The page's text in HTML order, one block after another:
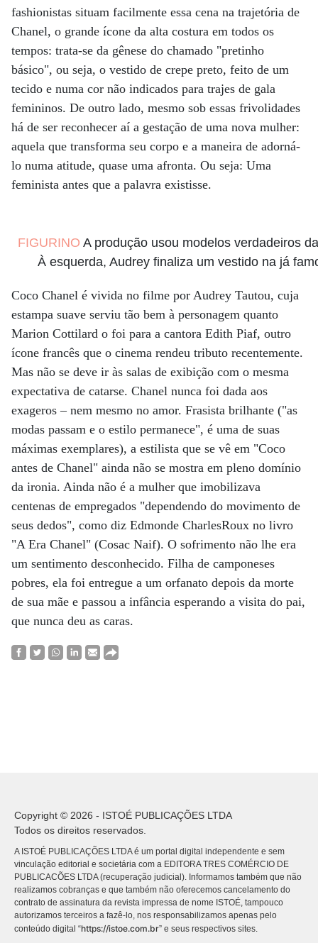
fashionistas situam facilmente essa cena na trajetória de
Chanel, o grande ícone da alta costura em todos os
tempos: trata-se da gênese do chamado "pretinho
básico", ou seja, o vestido de crepe preto, feito de um
tecido e numa cor não indicados para trajes de gala
femininos. De outro lado, mesmo sob essas frivolidades
há de ser reconhecer aí a gestação de uma nova mulher:
aquela que transforma seu corpo e a maneira de adorná-
lo numa atitude, quase uma afronta. Ou seja: Uma
feminista antes que a palavra existisse.
FIGURINO A produção usou modelos verdadeiros
À esquerda, Audrey finaliza um vestido na já
Coco Chanel é vivida no filme por Audrey Tautou, cuja
estampa suave serviu tão bem à personagem quanto
Marion Cottilard o foi para a cantora Edith Piaf, outro
ícone francês que o cinema rendeu tributo recentemente.
Mas não se deve ir às salas de exibição com o mesma
expectativa de catarse. Chanel nunca foi dada aos
exageros – nem mesmo no amor. Frasista brilhante ("as
modas passam e o estilo permanece", é uma de suas
máximas exemplares), a estilista que se vê em "Coco
antes de Chanel" ainda não se mostra em pleno domínio
da ironia. Ainda não é a mulher que imobilizava
centenas de empregados "dependendo do movimento de
seus dedos", como diz Edmonde CharlesRoux no livro
"A Era Chanel" (Cosac Naif). O sofrimento não lhe era
um sentimento desconhecido. Filha de camponeses
pobres, ela foi entregue a um orfanato depois da morte
de sua mãe e passou a infância esperando a visita do pai,
que nunca deu as caras.
Copyright © 2026 - ISTOÉ PUBLICAÇÕES LTDA
Todos os direitos reservados.
A ISTOÉ PUBLICAÇÕES LTDA é um portal digital independente e sem
vinculação editorial e societária com a EDITORA TRES COMÉRCIO DE
PUBLICACÕES LTDA (recuperação judicial). Informamos também que não
realizamos cobranças e que também não oferecemos cancelamento do
contrato de assinatura da revista impressa de nome ISTOÉ, tampouco
autorizamos terceiros a fazê-lo, nos responsabilizamos apenas pelo
conteúdo digital “https://istoe.com.br” e seus respectivos sites.